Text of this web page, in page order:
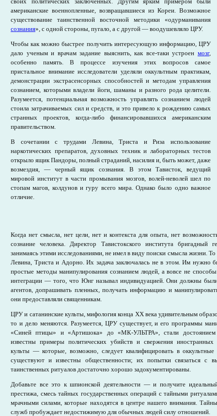
американские военнопленные, возвращавшиеся из Кореи. Возможное
существование таинственной восточной методики «одурманивания
сознания», с одной стороны, пугало, а с другой — воодушевляло ЦРУ.
Чтобы как можно быстрее получить интересующую информацию, ЦРУ
дало ученым и врачам задание выяснить, как все-таки устроен мозг,
особенно память. В процессе изучения этих вопросов самое
пристальное внимание исследователи уделяли оккультным практикам,
демонстрации экстрасенсорных способностей и методам управления
сознанием, которыми владели йоги, шаманы и разного рода целители.
Разумеется, потенциальная возможность управлять сознанием людей
стоила затрачиваемых сил и средств, и это привело к рождению самых
странных проектов, когда-либо финансировавшихся американским
правительством.
В сочетании с трудами Левина, Триста и Риза использование
наркотических препаратов, духовных техник и лабораторных тестов
открыло ящик Пандоры, полный страданий, насилия и, быть может, даже
возмездия, — черный ящик сознания. В этом Тависток, ведущий
мировой институт в части промывания мозгов, волей-неволей шел по
стопам магов, колдунов и гуру всего мира. Однако было одно важное
отличие.
Когда нет смысла, нет цели, нет и контекста для опыта, нет
сознание человека. Директор Тавистокского института бригадный
занимаясь этими исследованиями, не имел в виду поиски смысла жизни.
Левина, Триста и Адорно. Их задача заключалась не в этом. Им нужно
простые методы манипулирования сознанием людей, а вовсе не
интеграции — того, что Юнг называл индивидуацией. Они должны
агентов, допрашивать пленных, получать информацию и
они предоставляли священникам.
ЦРУ и сатанинские культы, мифология конца XX века удивительным
то и дело меняются. Разумеется, ЦРУ существует, и его программы
«Синей птицы» и «Артишока» до «МК-УЛЬТРА», стали достоянием
известны примеры политических убийств и свержения иностранных
культы — которые, возможно, следует квалифицировать в
существуют и известны общественности; их попытки связаться с
таинственных ритуалов достаточно хорошо задокументированы.
Добавьте все это к шпионской деятельности — и получите
престижа, смесь тайных государственных операций с тайными
мрачными силами, которые находятся в центре нашего внимания.
служб пробуждает недостижимую для обычных людей силу отношений.